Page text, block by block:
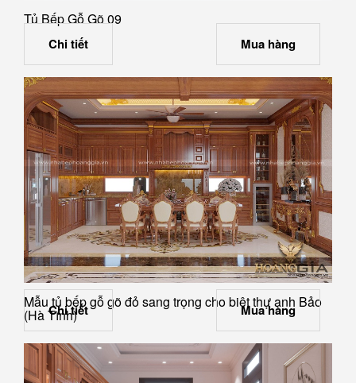
Tủ Bếp Gỗ Gõ 09
Chi tiết Mua hàng
Mẫu tủ bếp gỗ gõ đỏ sang trọng cho biệt thự anh Bảo
(Hà Tĩnh)
Chi tiết Mua hàng